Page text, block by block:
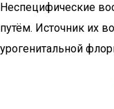
Неспецифические
путём. Источник их
урогенитальной